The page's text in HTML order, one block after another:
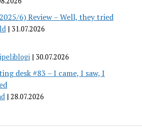
6) Review – Well, they tried
31.07.2026
30.07.2026
desk #83 – I came, I saw, I
28.07.2026